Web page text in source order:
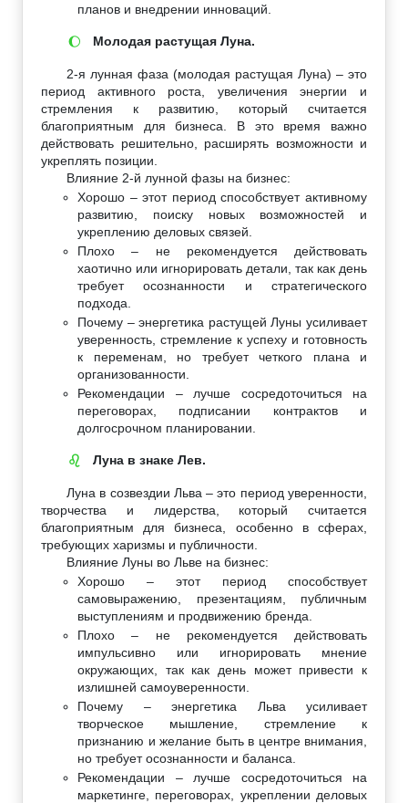
планов и внедрении инноваций.
🌔 Молодая растущая Луна.
2-я лунная фаза (молодая растущая Луна) – это
период активного роста, увеличения энергии и
стремления к развитию, который считается
благоприятным для бизнеса. В это время важно
действовать решительно, расширять возможности и
укреплять позиции.
Влияние 2-й лунной фазы на бизнес:
Хорошо – этот период способствует активному
развитию, поиску новых возможностей и
укреплению деловых связей.
Плохо – не рекомендуется действовать
хаотично или игнорировать детали, так как день
требует осознанности и стратегического
подхода.
Почему – энергетика растущей Луны усиливает
уверенность, стремление к успеху и готовность
к переменам, но требует четкого плана и
организованности.
Рекомендации – лучше сосредоточиться на
переговорах, подписании контрактов и
долгосрочном планировании.
♌ Луна в знаке Лев.
Луна в созвездии Льва – это период уверенности,
творчества и лидерства, который считается
благоприятным для бизнеса, особенно в сферах,
требующих харизмы и публичности.
Влияние Луны во Льве на бизнес:
Хорошо – этот период способствует
самовыражению, презентациям, публичным
выступлениям и продвижению бренда.
Плохо – не рекомендуется действовать
импульсивно или игнорировать мнение
окружающих, так как день может привести к
излишней самоуверенности.
Почему – энергетика Льва усиливает
творческое мышление, стремление к
признанию и желание быть в центре внимания,
но требует осознанности и баланса.
Рекомендации – лучше сосредоточиться на
маркетинге, переговорах, укреплении деловых